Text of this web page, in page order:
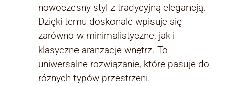
nowoczesny styl z tradycyjną elegancją.
Dzięki temu doskonale wpisuje się
zarówno w minimalistyczne, jak i
klasyczne aranżacje wnętrz. To
uniwersalne rozwiązanie, które pasuje do
różnych typów przestrzeni.